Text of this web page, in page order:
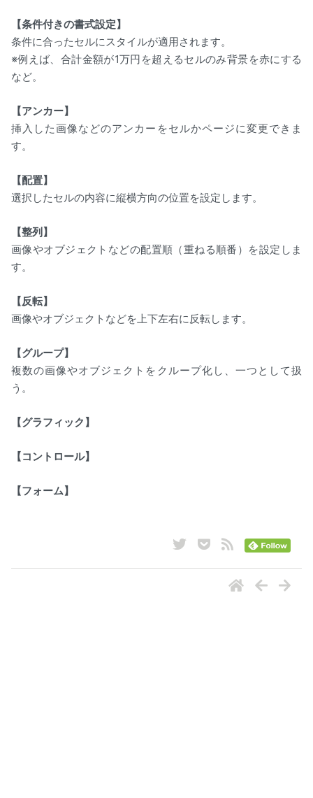
【条件付きの書式設定】
条件に合ったセルにスタイルが適用されます。
※例えば、合計金額が1万円を超えるセルのみ背景を赤にする
など。
【アンカー】
挿入した画像などのアンカーをセルかページに変更できま
す。
【配置】
選択したセルの内容に縦横方向の位置を設定します。
【整列】
画像やオブジェクトなどの配置順（重ねる順番）を設定しま
す。
【反転】
画像やオブジェクトなどを上下左右に反転します。
【グループ】
複数の画像やオブジェクトをクループ化し、一つとして扱
う。
【グラフィック】
【コントロール】
【フォーム】